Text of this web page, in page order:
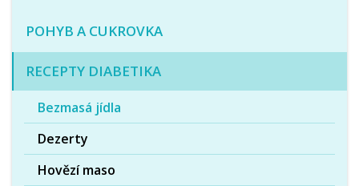
POHYB A CUKROVKA
RECEPTY DIABETIKA
Bezmasá jídla
Dezerty
Hovězí maso